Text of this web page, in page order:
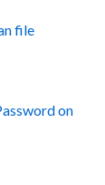
file
on